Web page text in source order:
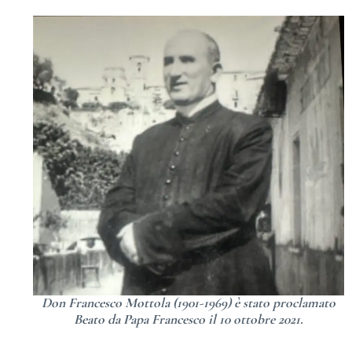
Don Francesco Mottola (1901-1969) è stato proclamato
Beato da Papa Francesco il 10 ottobre 2021.